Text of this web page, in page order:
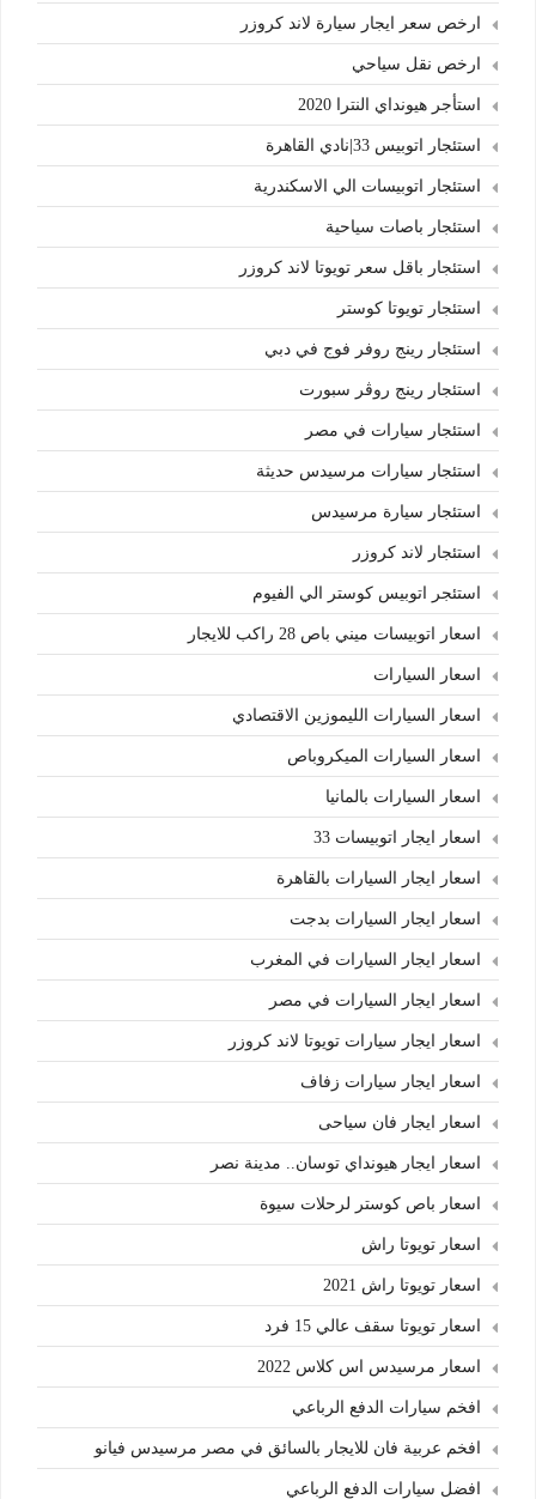
ارخص سعر ايجار سيارة لاند كروزر
ارخص نقل سياحي
استأجر هيونداي النترا 2020
استئجار اتوبيس 33|نادي القاهرة
استئجار اتوبيسات الي الاسكندرية
استئجار باصات سياحية
استئجار باقل سعر تويوتا لاند كروزر
استئجار تويوتا كوستر
استئجار رينج روفر فوج في دبي
استئجار رينج روڤر سبورت
استئجار سيارات في مصر
استئجار سيارات مرسيدس حديثة
استئجار سيارة مرسيدس
استئجار لاند كروزر
استئجر اتوبيس كوستر الي الفيوم
اسعار اتوبيسات ميني باص 28 راكب للايجار
اسعار السيارات
اسعار السيارات الليموزين الاقتصادي
اسعار السيارات الميكروباص
اسعار السيارات بالمانيا
اسعار ايجار اتوبيسات 33
اسعار ايجار السيارات بالقاهرة
اسعار ايجار السيارات بدجت
اسعار ايجار السيارات في المغرب
اسعار ايجار السيارات في مصر
اسعار ايجار سيارات تويوتا لاند كروزر
اسعار ايجار سيارات زفاف
اسعار ايجار فان سياحى
اسعار ايجار هيونداي توسان.. مدينة نصر
اسعار باص كوستر لرحلات سيوة
اسعار تويوتا راش
اسعار تويوتا راش 2021
اسعار تويوتا سقف عالي 15 فرد
اسعار مرسيدس اس كلاس 2022
افخم سيارات الدفع الرباعي
افخم عربية فان للايجار بالسائق في مصر مرسيدس فيانو
افضل سيارات الدفع الرباعي